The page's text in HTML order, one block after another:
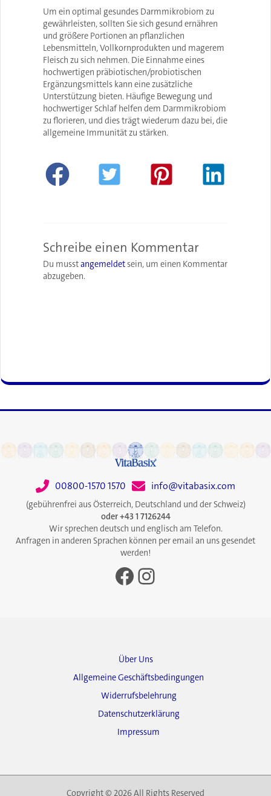
Um ein optimal gesundes Darmmikrobiom zu
gewährleisten, sollten Sie sich gesund ernähren
und größere Portionen an pflanzlichen
Lebensmitteln, Vollkornprodukten und magerem
Fleisch zu sich nehmen. Die Einnahme eines
hochwertigen präbiotischen/probiotischen
Ergänzungsmittels kann eine zusätzliche
Unterstützung bieten. Häufige Bewegung und
hochwertiger Schlaf helfen dem Darmmikrobiom
zu florieren, und dies trägt wiederum dazu bei, die
allgemeine Immunität zu stärken.
Schreibe einen Kommentar
Du musstangemeldetsein, um einen Kommentar
abzugeben.
00800-1570 1570 info@vitabasix.com
(gebührenfrei aus Österreich, Deutschland und der Schweiz)
oder +43 1 7126244
Wir sprechen deutsch und englisch am Telefon.
Anfragen in anderen Sprachen können per email an uns gesendet
werden!
Facebook
Instagram
Über Uns
Allgemeine Geschäftsbedingungen
Widerrufsbelehrung
Datenschutzerklärung
Impressum
Copyright © 2026 All Rights Reserved